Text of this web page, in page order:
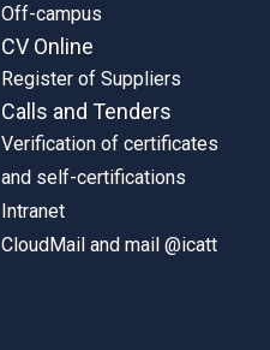
Off-campus
CV Online
Register of Suppliers
Calls and Tenders
Verification of certificates
and self-certifications
Intranet
CloudMail and mail @icatt